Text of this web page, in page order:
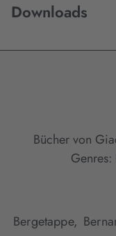
Downloads
Bücher von
Genres:
Bergetappe,